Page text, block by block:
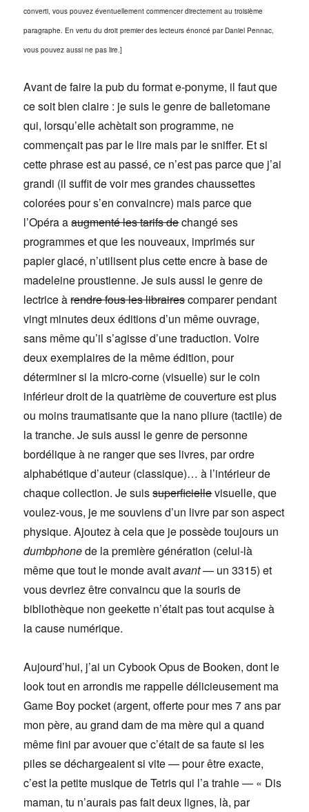
converti, vous pouvez éventuellement commencer directement au troisième
paragraphe. En vertu du droit premier des lecteurs énoncé par Daniel Pennac,
vous pouvez aussi ne pas lire.]
Avant de faire la pub du format e-ponyme, il faut que
ce soit bien claire : je suis le genre de balletomane
qui, lorsqu’elle achètait son programme, ne
commençait pas par le lire mais par le sniffer. Et si
cette phrase est au passé, ce n’est pas parce que j’ai
grandi (il suffit de voir mes grandes chaussettes
colorées pour s’en convaincre) mais parce que
l’Opéra aaugmenté les tarifs dechangé ses
programmes et que les nouveaux, imprimés sur
papier glacé, n’utilisent plus cette encre à base de
madeleine proustienne. Je suis aussi le genre de
lectrice àrendre fous les librairescomparer pendant
vingt minutes deux éditions d’un même ouvrage,
sans même qu’il s’agisse d’une traduction. Voire
deux exemplaires de la même édition, pour
déterminer si la micro-corne (visuelle) sur le coin
inférieur droit de la quatrième de couverture est plus
ou moins traumatisante que la nano pliure (tactile) de
la tranche. Je suis aussi le genre de personne
bordélique à ne ranger que ses livres, par ordre
alphabétique d’auteur (classique)… à l’intérieur de
chaque collection. Je suissuperficiellevisuelle, que
voulez-vous, je me souviens d’un livre par son aspect
physique. Ajoutez à cela que je possède toujours un
dumbphonede la première génération (celui-là
même que tout le monde avaitavant— un 3315) et
vous devriez être convaincu que la souris de
bibliothèque non geekette n’était pas tout acquise à
la cause numérique.
Aujourd’hui, j’ai un Cybook Opus de Booken, dont le
look tout en arrondis me rappelle délicieusement ma
Game Boy pocket (argent, offerte pour mes 7 ans par
mon père, au grand dam de ma mère qui a quand
même fini par avouer que c’était de sa faute si les
piles se déchargeaient si vite — pour être exacte,
c’est la petite musique de Tetris qui l’a trahie — « Dis
maman, tu n’aurais pas fait deux lignes, là, par